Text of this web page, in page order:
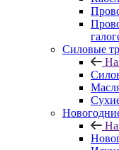
Силовые